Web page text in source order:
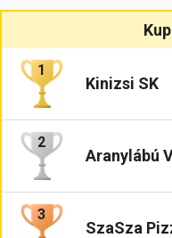
Gasztronómia
Szállás
Sport
Szabadidő
Hasznos
1
Kinizsi SK
2
Aranylábú
3
SzaSza